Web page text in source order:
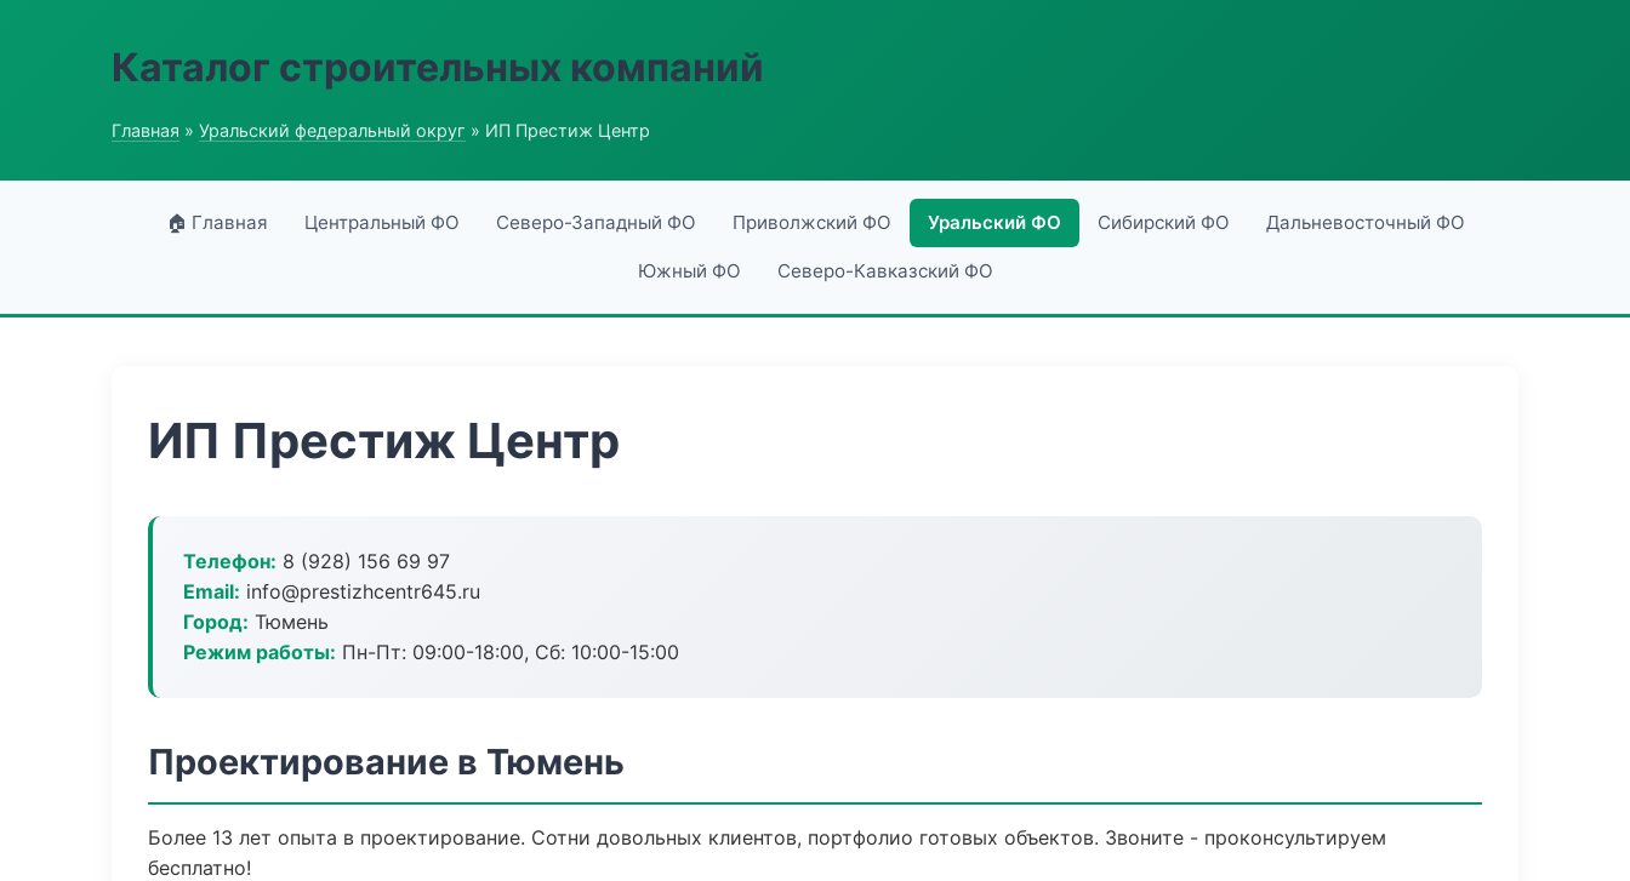
Каталог строительных компаний
Главная » Уральский федеральный округ » ИП Престиж Центр
🏠 Главная Центральный ФО Северо-Западный ФО Приволжский ФО Уральский ФО Сибирский ФО Дальневосточный ФО
Южный ФО Северо-Кавказский ФО
ИП Престиж Центр
Телефон: 8 (928) 156 69 97
Email: info@prestizhcentr645.ru
Город: Тюмень
Режим работы: Пн-Пт: 09:00-18:00, Сб: 10:00-15:00
Проектирование в Тюмень
Более 13 лет опыта в проектирование. Сотни довольных клиентов, портфолио готовых объектов. Звоните - проконсультируем
бесплатно!